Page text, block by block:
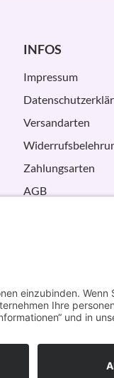
INFOS
Impressum
Versandarten
Zahlungsarten
AGB